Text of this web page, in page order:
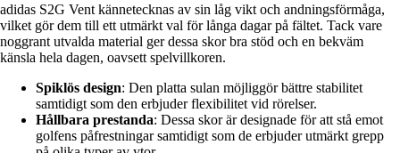
adidas S2G Vent kännetecknas av sin låg vikt och andningsförmåga,
vilket gör dem till ett utmärkt val för långa dagar på fältet. Tack vare
noggrant utvalda material ger dessa skor bra stöd och en bekväm
känsla hela dagen, oavsett spelvillkoren.
Spiklös design: Den platta sulan möjliggör bättre stabilitet
samtidigt som den erbjuder flexibilitet vid rörelser.
Hållbara prestanda: Dessa skor är designade för att stå emot
golfens påfrestningar samtidigt som de erbjuder utmärkt grepp